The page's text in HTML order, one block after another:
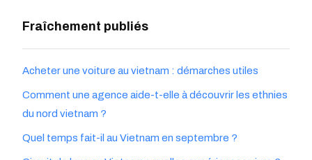
Fraîchement publiés
Acheter une voiture au vietnam : démarches utiles
Comment une agence aide-t-elle à découvrir les ethnies
du nord vietnam ?
Quel temps fait-il au Vietnam en septembre ?